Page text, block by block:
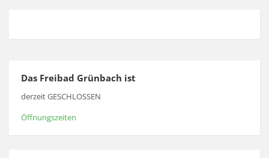
Das Freibad Grünbach ist
derzeit GESCHLOSSEN
Öffnungszeiten